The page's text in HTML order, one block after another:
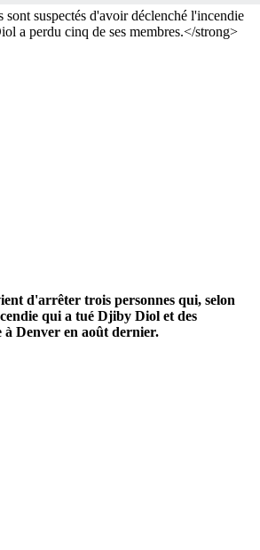
suspectés d'avoir déclenché l'incendie
a perdu cinq de ses membres.</strong>
d'arrêter trois personnes qui, selon
qui a tué Djiby Diol et des
à Denver en août dernier.